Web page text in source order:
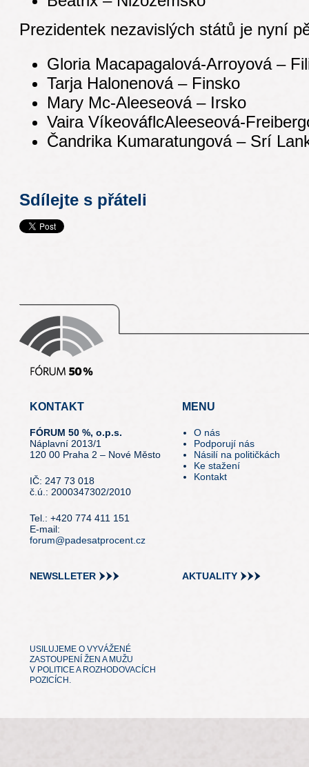
Prezidentek nezavislých států je nyní
Gloria Macapagalová-Arroyová –
Tarja Halonenová – Finsko
Mary Mc-Aleeseová – Irsko
Vaira VíkeováflcAleeseová-
Čandrika Kumaratungová – Srí
Sdílejte s přáteli
KONTAKT
FÓRUM 50 %, o.p.s.
Náplavní 2013/1
120 00 Praha 2 – Nové Město
IČ: 247 73 018
č.ú.: 2000347302/2010
Tel.: +420 774 411 151
E-mail:
forum@padesatprocent.cz
MENU
O nás
Podporují nás
Násilí na političkách
Ke stažení
Kontakt
NEWSLLETER AKTUALITY
USILUJEME O VYVÁŽENÉ
ZASTOUPENÍ ŽEN A MUŽU
V POLITICE A ROZHODOVACÍCH
POZICÍCH.